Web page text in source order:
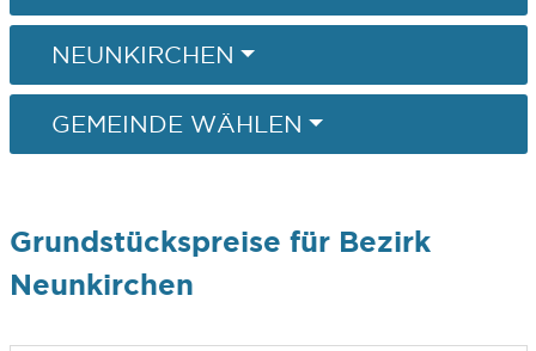
NEUNKIRCHEN
GEMEINDE WÄHLEN
Grundstückspreise für Bezirk
Neunkirchen